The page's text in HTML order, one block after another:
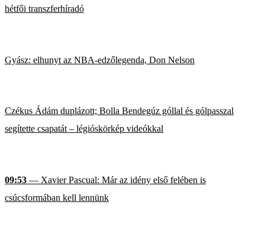
hétfői transzferhíradó
Gyász: elhunyt az NBA-edzőlegenda, Don Nelson
Czékus Ádám duplázott; Bolla Bendegúz góllal és gólpasszal
segítette csapatát – légióskörkép videókkal
09:53 — Xavier Pascual: Már az idény első felében is
csúcsformában kell lennünk